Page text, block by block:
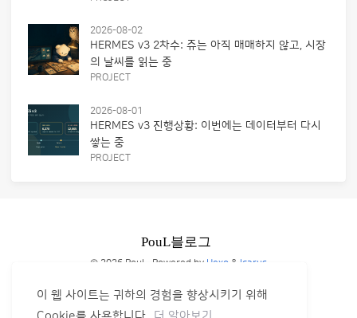
이 웹 사이트는 귀하의 경험을 향상시키기 위해
2026-08-02
HERMES v3 2차수: 쥬는 아직 매매하지 않고, 시장
의 날씨를 읽는 중
PROJECT
2026-08-01
HERMES v3 진행상황: 이번에는 데이터부터 다시
쌓는 중
PROJECT
© 2026 PouL Powered by Hexo & Icarus